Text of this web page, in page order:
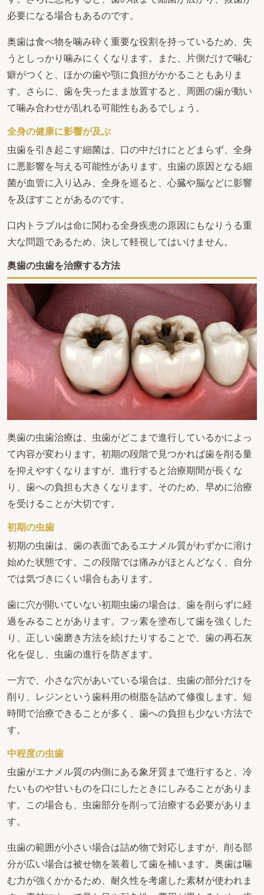
必要になる場合もあるのです。
奥歯は食べ物を噛み砕く重要な役割を持っているため、失
うとしっかり噛みにくくなります。また、片側だけで噛む
癖がつくと、ほかの歯や顎に負担がかかることもありま
す。さらに、歯を失ったまま放置すると、周囲の歯が動い
て噛み合わせが乱れる可能性もあるでしょう。
全身の健康に影響が及ぶ
虫歯を引き起こす細菌は、口の中だけにとどまらず、全身
に悪影響を与える可能性があります。虫歯の原因となる細
菌が血管に入り込み、全身を巡ると、心臓や脳などに影響
を及ぼすことがあるのです。
口内トラブルは命に関わる全身疾患の原因にもなりうる重
大な問題であるため、決して軽視してはいけません。
奥歯の虫歯を治療する方法
奥歯の虫歯治療は、虫歯がどこまで進行しているかによっ
て内容が変わります。初期の段階で見つかれば歯を削る量
を抑えやすくなりますが、進行すると治療期間が長くな
り、歯への負担も大きくなります。そのため、早めに治療
を受けることが大切です。
初期の虫歯
初期の虫歯は、歯の表面であるエナメル質がわずかに溶け
始めた状態です。この段階では痛みがほとんどなく、自分
では気づきにくい場合もあります。
歯に穴が開いていない初期虫歯の場合は、歯を削らずに経
過をみることがあります。フッ素を塗布して歯を強くした
り、正しい歯磨き方法を続けたりすることで、歯の再石灰
化を促し、虫歯の進行を防ぎます。
一方で、小さな穴があいている場合は、虫歯の部分だけを
削り、レジンという歯科用の樹脂を詰めて修復します。短
時間で治療できることが多く、歯への負担も少ない方法で
す。
中程度の虫歯
虫歯がエナメル質の内側にある象牙質まで進行すると、冷
たいものや甘いものを口にしたときにしみることがありま
す。この場合も、虫歯部分を削って治療する必要がありま
す。
虫歯の範囲が小さい場合は詰め物で対応しますが、削る部
分が広い場合は被せ物を装着して歯を補います。奥歯は噛
む力が強くかかるため、耐久性を考慮した素材が使われま